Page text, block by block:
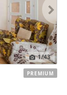
1/43
PREMIUM